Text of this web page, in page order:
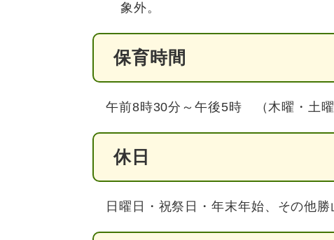
象外。
保育時間
午前8時30分～午後5時 （木曜・土曜
休日
日曜日・祝祭日・年末年始、その他勝